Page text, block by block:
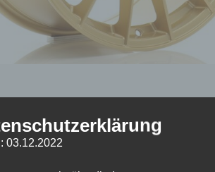
Informationen Produktsicherheit
12,5 kg
03.12.2022